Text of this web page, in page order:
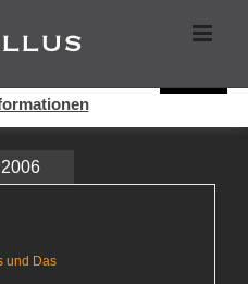
und Das
bei der Bereitstellung der
Webseite erklären Sie sich